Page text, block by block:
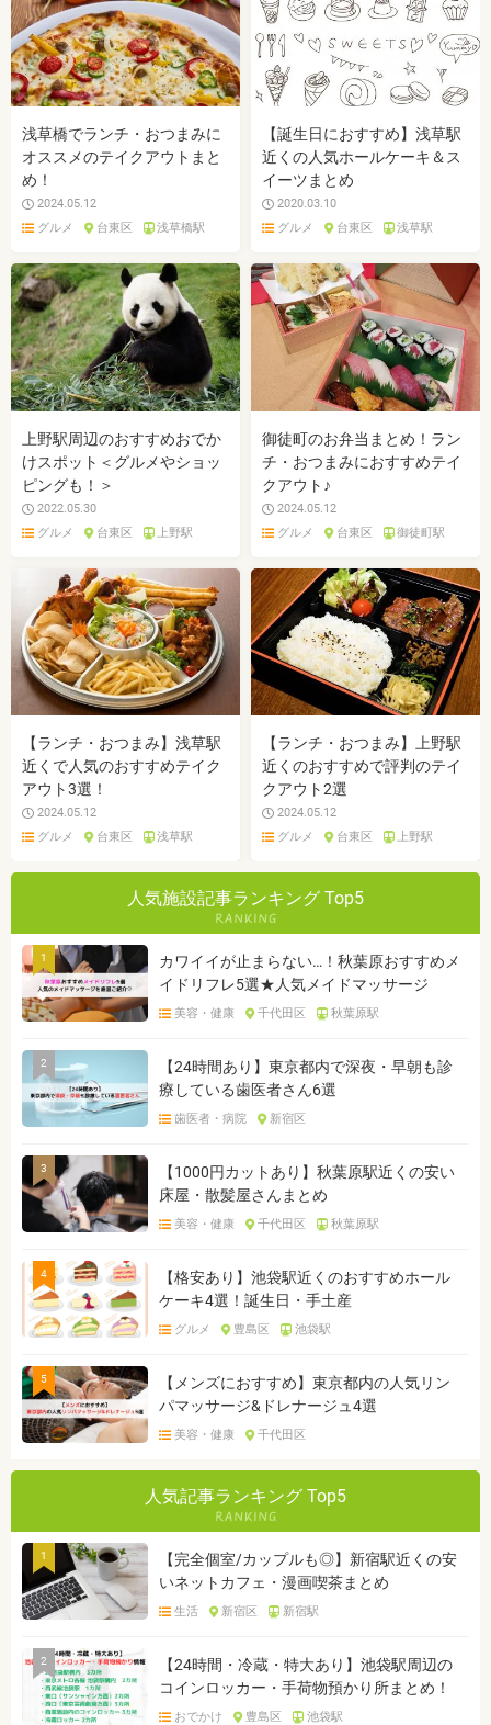
浅草橋でランチ・おつまみに
オススメのテイクアウトまと
め！
2024.05.12
グルメ
台東区 浅草橋駅
【誕生日におすすめ】浅草駅
近くの人気ホールケーキ＆ス
イーツまとめ
2020.03.10
グルメ
台東区 浅草駅
上野駅周辺のおすすめおでか
けスポット＜グルメやショッ
ピングも！＞
2022.05.30
グルメ
台東区 上野駅
御徒町のお弁当まとめ！ラン
チ・おつまみにおすすめテイ
クアウト♪
2024.05.12
グルメ
台東区 御徒町駅
【ランチ・おつまみ】浅草駅
近くで人気のおすすめテイク
アウト3選！
2024.05.12
グルメ
台東区 浅草駅
【ランチ・おつまみ】上野駅
近くのおすすめで評判のテイ
クアウト2選
2024.05.12
グルメ
台東区 上野駅
人気施設記事ランキング Top5
1
カワイイが止まらない…！秋葉原おすすめメ
イドリフレ5選★人気メイドマッサージ
美容・健康 千代田区 秋葉原駅
2
【24時間あり】東京都内で深夜・早朝も診
療している歯医者さん6選
歯医者・病院 新宿区
3
【1000円カットあり】秋葉原駅近くの安い
床屋・散髪屋さんまとめ
美容・健康 千代田区 秋葉原駅
4
【格安あり】池袋駅近くのおすすめホール
ケーキ4選！誕生日・手土産
グルメ 豊島区 池袋駅
5
【メンズにおすすめ】東京都内の人気リン
パマッサージ&ドレナージュ4選
美容・健康 千代田区
人気記事ランキング Top5
1
【完全個室/カップルも◎】新宿駅近くの安
いネットカフェ・漫画喫茶まとめ
生活 新宿区 新宿駅
2
【24時間・冷蔵・特大あり】池袋駅周辺の
コインロッカー・手荷物預かり所まとめ！
おでかけ 豊島区 池袋駅